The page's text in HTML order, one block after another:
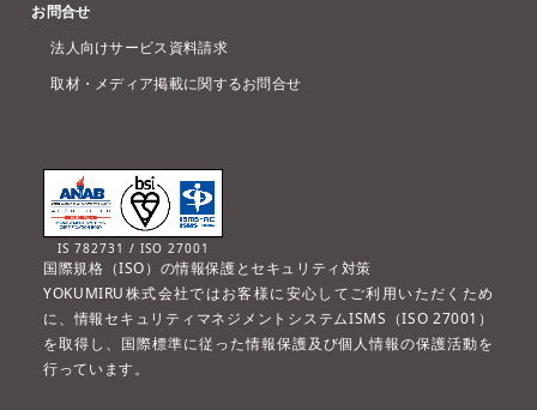
お問合せ
法人向けサービス資料請求
取材・メディア掲載に関するお問合せ
IS 782731 / ISO 27001
国際規格（ISO）の情報保護とセキュリティ対策
YOKUMIRU株式会社ではお客様に安心してご利用いただくため
に、情報セキュリティマネジメントシステムISMS（ISO 27001）
を取得し、国際標準に従った情報保護及び個人情報の保護活動を
行っています。